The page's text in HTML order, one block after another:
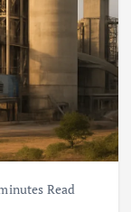
Read